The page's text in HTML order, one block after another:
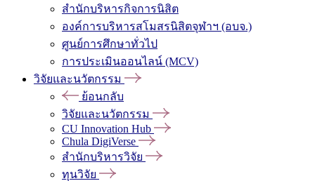
สำนักบริหารกิจการนิสิต
องค์การบริหารสโมสรนิสิตจุฬาฯ (อบจ.)
ศูนย์การศึกษาทั่วไป
การประเมินออนไลน์ (MCV)
วิจัยและนวัตกรรม
ย้อนกลับ
วิจัยและนวัตกรรม
CU Innovation Hub
Chula DigiVerse
สำนักบริหารวิจัย
ทุนวิจัย